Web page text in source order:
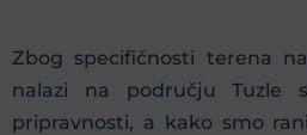
Zbog specifičnosti terena
nalazi na području Tuzle
pripravnosti, a kako smo